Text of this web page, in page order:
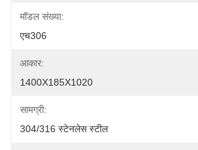
मॉडल संख्या:
एच306
आकार:
1400X185X1020
सामग्री:
304/316 स्टेनलेस स्टील